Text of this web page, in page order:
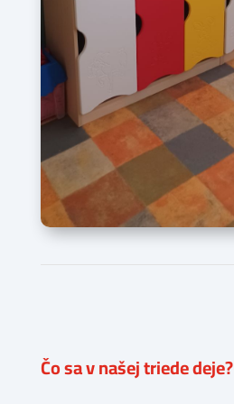
Čo sa v našej triede deje?